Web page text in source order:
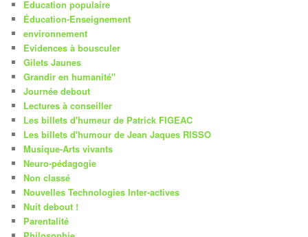
Education populaire
Éducation-Enseignement
environnement
Evidences à bousculer
Gilets Jaunes
Grandir en humanité"
Journée debout
Lectures à conseiller
Les billets d'humeur de Patrick FIGEAC
Les billets d'humour de Jean Jaques RISSO
Musique-Arts vivants
Neuro-pédagogie
Non classé
Nouvelles Technologies Inter-actives
Nuit debout !
Parentalité